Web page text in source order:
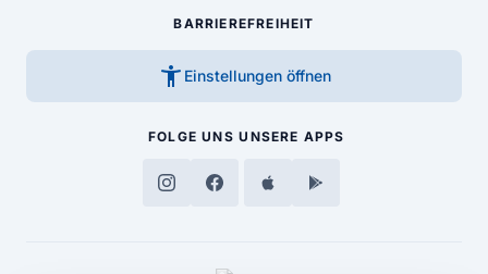
BARRIEREFREIHEIT
accessibility_new Einstellungen öffnen
FOLGE UNS UNSERE APPS